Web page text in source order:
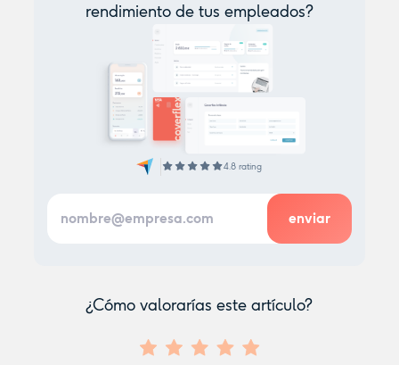
rendimiento de tus empleados?
4.8 rating
¿Cómo valorarías este artículo?